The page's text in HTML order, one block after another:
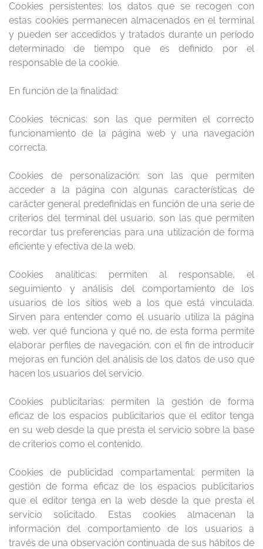
Cookies persistentes: los datos que se recogen con
estas cookies permanecen almacenados en el terminal
y pueden ser accedidos y tratados durante un período
determinado de tiempo que es definido por el
responsable de la cookie.
En función de la finalidad:
Cookies técnicas: son las que permiten el correcto
funcionamiento de la página web y una navegación
correcta.
Cookies de personalización: son las que permiten
acceder a la página con algunas características de
carácter general predefinidas en función de una serie de
criterios del terminal del usuario, son las que permiten
recordar tus preferencias para una utilización de forma
eficiente y efectiva de la web.
Cookies analíticas: permiten al responsable, el
seguimiento y análisis del comportamiento de los
usuarios de los sitios web a los que está vinculada.
Sirven para entender como el usuario utiliza la página
web, ver qué funciona y qué no, de esta forma permite
elaborar perfiles de navegación, con el fin de introducir
mejoras en función del análisis de los datos de uso que
hacen los usuarios del servicio.
Cookies publicitarias: permiten la gestión de forma
eficaz de los espacios publicitarios que el editor tenga
en su web desde la que presta el servicio sobre la base
de criterios como el contenido.
Cookies de publicidad compartamental: permiten la
gestión de forma eficaz de los espacios publicitarios
que el editor tenga en la web desde la que presta el
servicio solicitado. Estas cookies almacenan la
información del comportamiento de los usuarios a
través de una observación continuada de sus hábitos de